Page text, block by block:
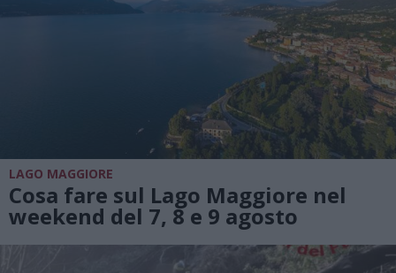
LAGO MAGGIORE
Cosa fare sul Lago Maggiore nel
weekend del 7, 8 e 9 agosto